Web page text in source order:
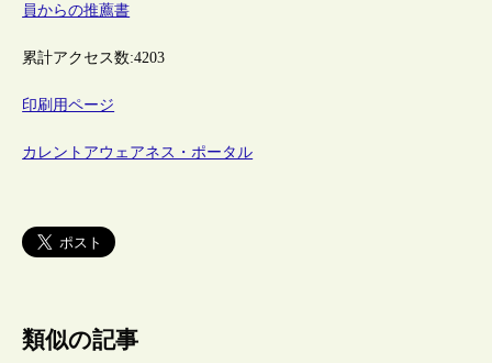
員からの推薦書
累計アクセス数:4203
印刷用ページ
カレントアウェアネス・ポータル
類似の記事